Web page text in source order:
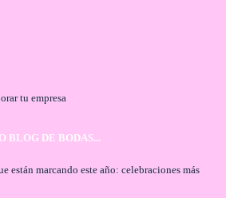
tu empresa
BLOG DE BODAS...
están marcando este año: celebraciones más